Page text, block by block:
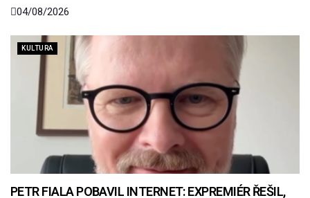
04/08/2026
KULTURA
PETR FIALA POBAVIL INTERNET: EXPREMIÉR ŘEŠIL,